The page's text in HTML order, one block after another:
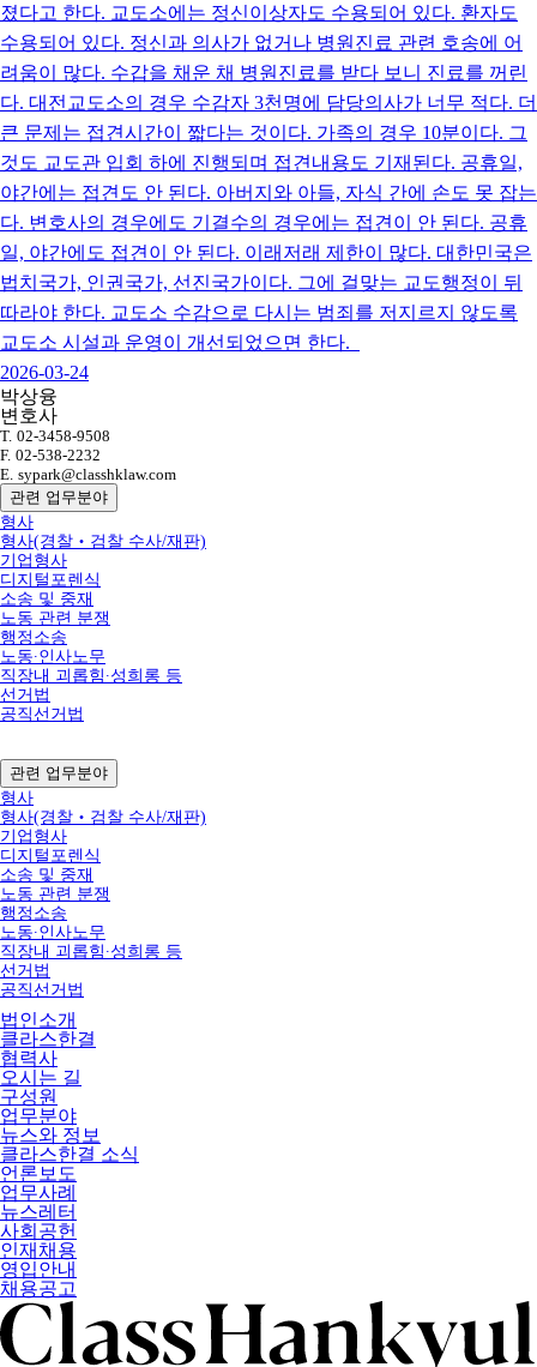
졌다고 한다. 교도소에는 정신이상자도 수용되어 있다. 환자도
수용되어 있다. 정신과 의사가 없거나 병원진료 관련 호송에 어
려움이 많다. 수갑을 채운 채 병원진료를 받다 보니 진료를 꺼린
다. 대전교도소의 경우 수감자 3천명에 담당의사가 너무 적다. 더
큰 문제는 접견시간이 짧다는 것이다. 가족의 경우 10분이다. 그
것도 교도관 입회 하에 진행되며 접견내용도 기재된다. 공휴일,
야간에는 접견도 안 된다. 아버지와 아들, 자식 간에 손도 못 잡는
다. 변호사의 경우에도 기결수의 경우에는 접견이 안 된다. 공휴
일, 야간에도 접견이 안 된다. 이래저래 제한이 많다. 대한민국은
법치국가, 인권국가, 선진국가이다. 그에 걸맞는 교도행정이 뒤
따라야 한다. 교도소 수감으로 다시는 범죄를 저지르지 않도록
교도소 시설과 운영이 개선되었으면 한다.
2026-03-24
박상융
변호사
T. 02-3458-9508
F. 02-538-2232
E. sypark@classhklaw.com
관련 업무분야
형사
형사(경찰‧검찰 수사/재판)
기업형사
디지털포렌식
소송 및 중재
노동 관련 분쟁
행정소송
노동∙인사노무
직장내 괴롭힘∙성희롱 등
선거법
공직선거법
관련 업무분야
형사
형사(경찰‧검찰 수사/재판)
기업형사
디지털포렌식
소송 및 중재
노동 관련 분쟁
행정소송
노동∙인사노무
직장내 괴롭힘∙성희롱 등
선거법
공직선거법
법인소개
클라스한결
협력사
오시는 길
구성원
업무분야
뉴스와 정보
클라스한결 소식
언론보도
업무사례
뉴스레터
사회공헌
인재채용
영입안내
채용공고